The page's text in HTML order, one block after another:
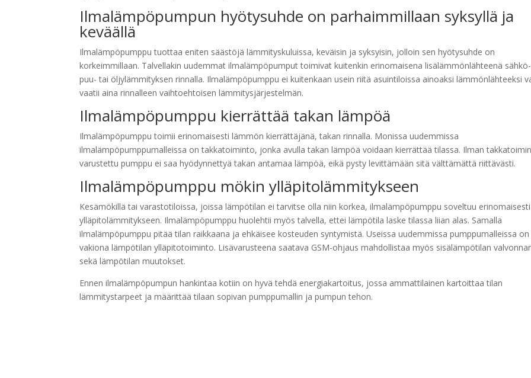
Ilmalämpöpumpun hyötysuhde on parhaimmillaan syksyllä ja
keväällä
Ilmalämpöpumppu tuottaa eniten säästöjä lämmityskuluissa, keväisin ja syksyisin, jolloin sen hyötysuhde on
korkeimmillaan. Talvellakin uudemmat ilmalämpöpumput toimivat kuitenkin erinomaisena lisälämmönlähteenä
puu- tai öljylämmityksen rinnalla. Ilmalämpöpumppu ei kuitenkaan usein riitä asuintiloissa ainoaksi lämmönlähteeksi
vaatii aina rinnalleen vaihtoehtoisen lämmitysjärjestelmän.
Ilmalämpöpumppu kierrättää takan lämpöä
Ilmalämpöpumppu toimii erinomaisesti lämmön kierrättäjänä, takan rinnalla. Monissa uudemmissa
ilmalämpöpumppumalleissa on takkatoiminto, jonka avulla takan lämpöä voidaan kierrättää tilassa. Ilman
varustettu pumppu ei saa hyödynnettyä takan antamaa lämpöä, eikä pysty levittämään sitä välttämättä riittävästi.
Ilmalämpöpumppu mökin ylläpitolämmitykseen
Kesämökillä tai varastotiloissa, joissa lämpötilan ei tarvitse olla niin korkea, ilmalämpöpumppu soveltuu erinomaisesti
ylläpitolämmitykseen. Ilmalämpöpumppu huolehtii myös talvella, ettei lämpötila laske tilassa liian alas. Samalla
ilmalämpöpumppu pitää tilan raikkaana ja ehkäisee kosteuden syntymistä. Useissa uudemmissa pumppumalleissa on
vakiona lämpötilan ylläpitotoiminto. Lisävarusteena saatava GSM-ohjaus mahdollistaa myös sisälämpötilan
sekä lämpötilan muutokset.
Ennen ilmalämpöpumpun hankintaa kotiin on hyvä tehdä energiakartoitus, jossa ammattilainen kartoittaa tilan
lämmitystarpeet ja määrittää tilaan sopivan pumppumallin ja pumpun tehon.